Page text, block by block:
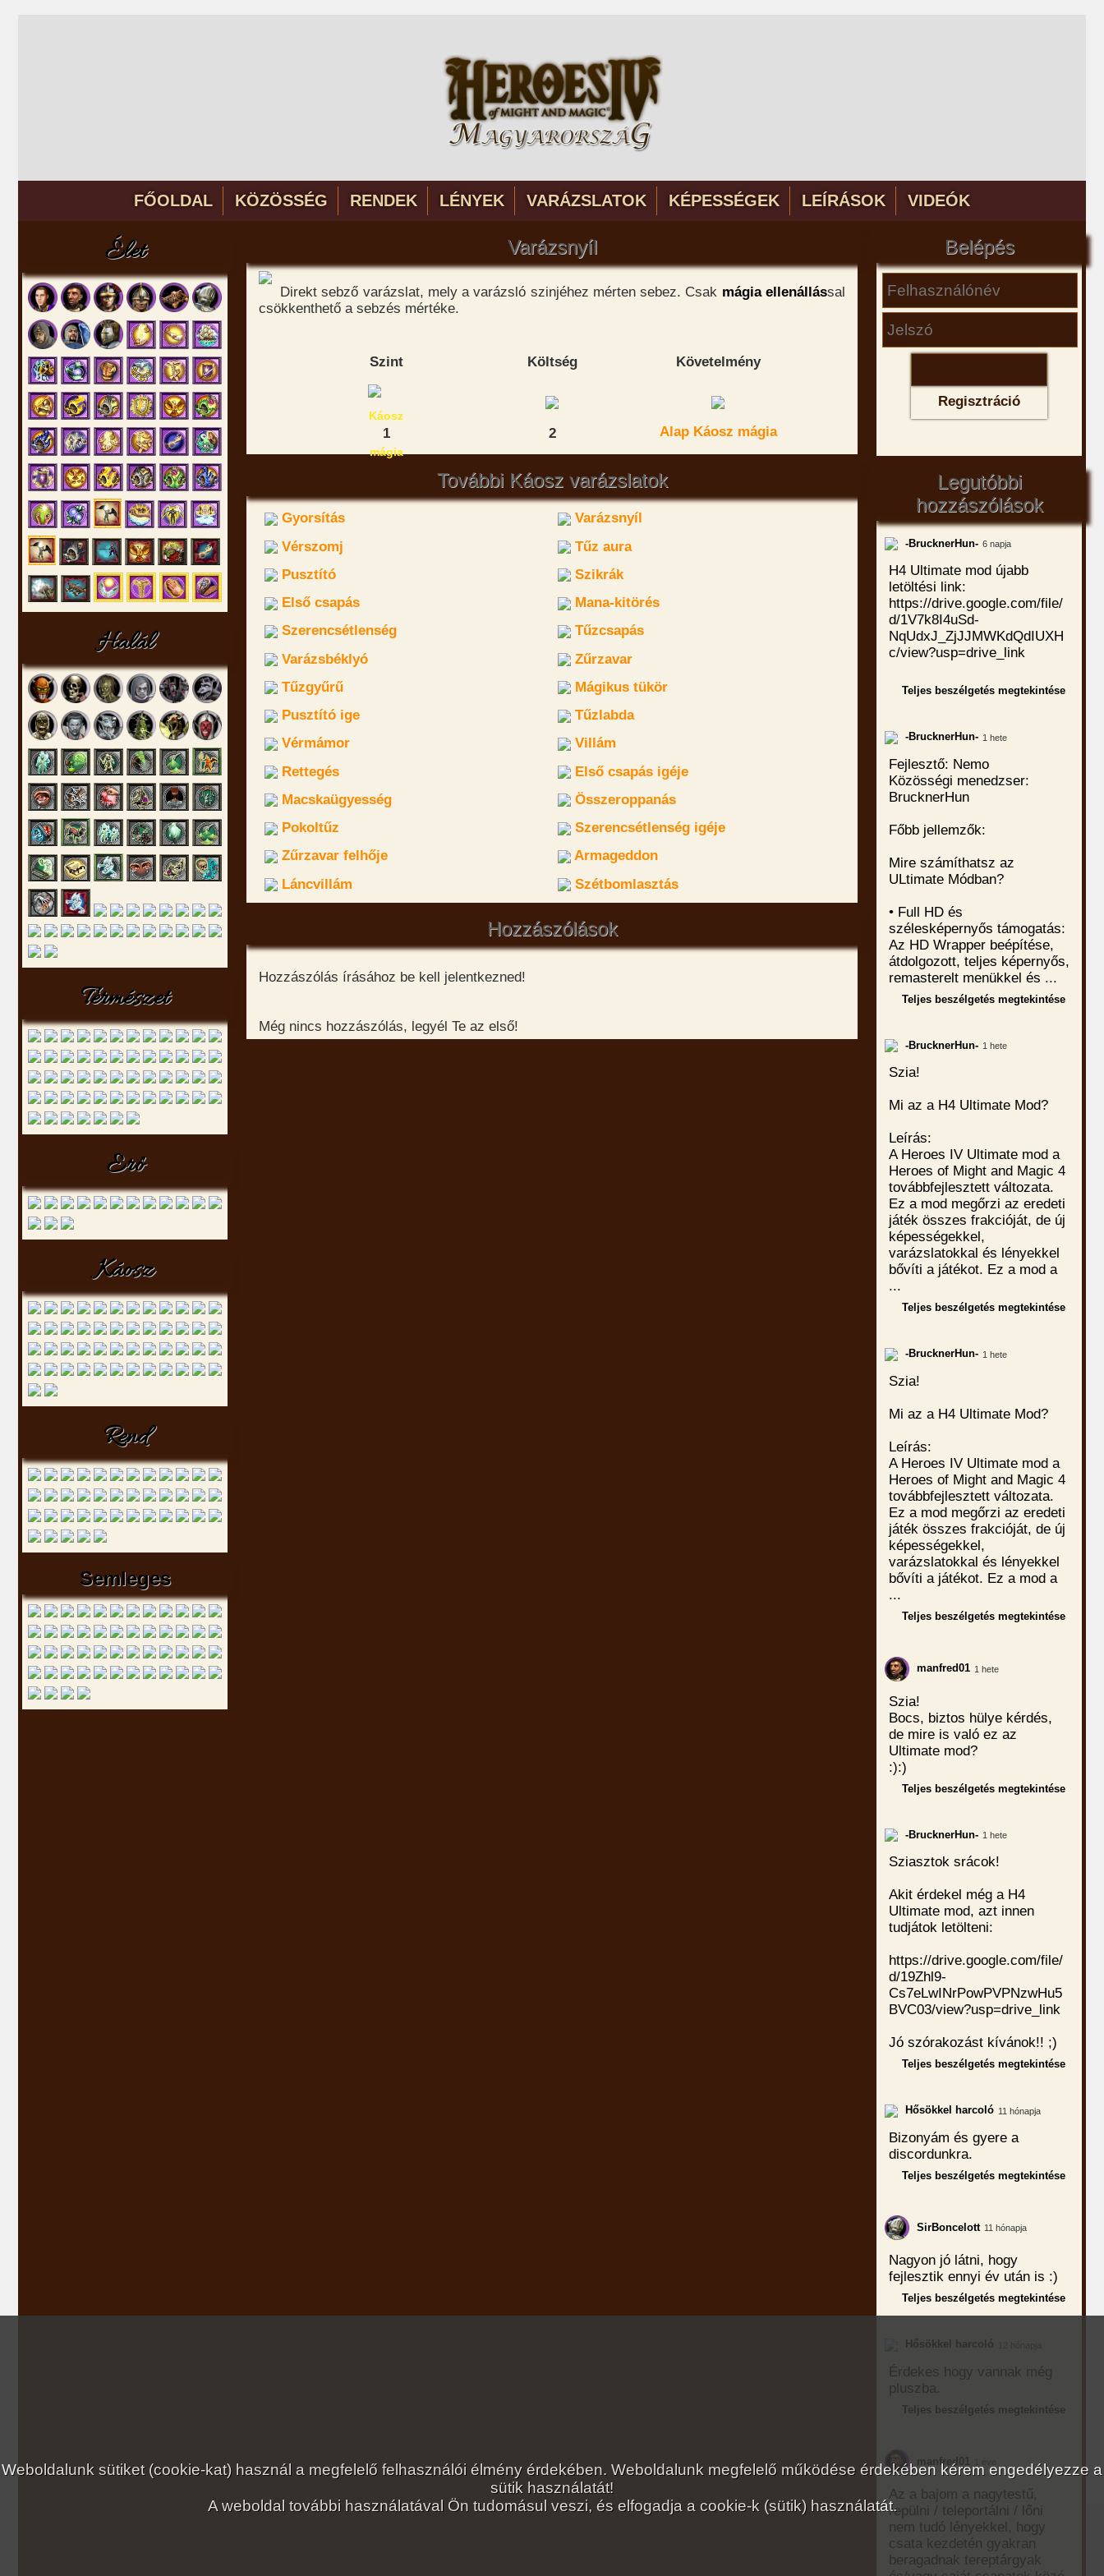
FŐOLDAL KÖZÖSSÉG RENDEK LÉNYEK VARÁZSLATOK KÉPESSÉGEK LEÍRÁSOK VIDEÓK
Élet
Halál
Természet
Erő
Káosz
Rend
Semleges
Varázsnyíl
Direkt sebző varázslat, mely a varázsló szinjéhez mérten sebez. Csak mágia ellenállással
csökkenthető a sebzés mértéke.
Szint
1
Költség
2
Követelmény
Alap Káosz mágia
További Káosz varázslatok
Gyorsítás
Varázsnyíl
Vérszomj
Tűz aura
Pusztító
Szikrák
Első csapás
Mana-kitörés
Szerencsétlenség
Tűzcsapás
Varázsbéklyó
Zűrzavar
Tűzgyűrű
Mágikus tükör
Pusztító ige
Tűzlabda
Vérmámor
Villám
Rettegés
Első csapás igéje
Macskaügyesség
Összeroppanás
Pokoltűz
Szerencsétlenség igéje
Zűrzavar felhője
Armageddon
Láncvillám
Szétbomlasztás
Hozzászólások
Hozzászólás írásához be kell jelentkezned!
Még nincs hozzászólás, legyél Te az első!
Weboldalunk sütiket (cookie-kat) használ a megfelelő felhasználói élmény érdekében. Weboldalunk megfelelő működése érdekében kérem engedélyezze a
sütik használatát!
A weboldal további használatával Ön tudomásul veszi, és elfogadja a cookie-k (sütik) használatát.
Belépés
Regisztráció
Legutóbbi
hozzászólások
-BrucknerHun- 6 napja
H4 Ultimate mod újabb
letöltési link:
https://drive.google.com/file/
d/1V7k8I4uSd-
NqUdxJ_ZjJJMWKdQdIUXH
c/view?usp=drive_link
Teljes beszélgetés megtekintése
-BrucknerHun- 1 hete
Fejlesztő: Nemo
Közösségi menedzser:
BrucknerHun
Főbb jellemzők:
Mire számíthatsz az
ULtimate Módban?
• Full HD és
szélesképernyős támogatás:
Az HD Wrapper beépítése,
átdolgozott, teljes képernyős,
remasterelt menükkel és ...
Teljes beszélgetés megtekintése
-BrucknerHun- 1 hete
Szia!
Mi az a H4 Ultimate Mod?
Leírás:
A Heroes IV Ultimate mod a
Heroes of Might and Magic 4
továbbfejlesztett változata.
Ez a mod megőrzi az eredeti
játék összes frakcióját, de új
képességekkel,
varázslatokkal és lényekkel
bővíti a játékot. Ez a mod a
...
Teljes beszélgetés megtekintése
-BrucknerHun- 1 hete
Szia!
Mi az a H4 Ultimate Mod?
Leírás:
A Heroes IV Ultimate mod a
Heroes of Might and Magic 4
továbbfejlesztett változata.
Ez a mod megőrzi az eredeti
játék összes frakcióját, de új
képességekkel,
varázslatokkal és lényekkel
bővíti a játékot. Ez a mod a
...
Teljes beszélgetés megtekintése
manfred01 1 hete
Szia!
Bocs, biztos hülye kérdés,
de mire is való ez az
Ultimate mod?
:):)
Teljes beszélgetés megtekintése
-BrucknerHun- 1 hete
Sziasztok srácok!
Akit érdekel még a H4
Ultimate mod, azt innen
tudjátok letölteni:
https://drive.google.com/file/
d/19Zhl9-
Cs7eLwINrPowPVPNzwHu5
BVC03/view?usp=drive_link
Jó szórakozást kívánok!! ;)
Teljes beszélgetés megtekintése
Hősökkel harcoló 11 hónapja
Bizonyám és gyere a
discordunkra.
Teljes beszélgetés megtekintése
SirBoncelott 11 hónapja
Nagyon jó látni, hogy
fejlesztik ennyi év után is :)
Teljes beszélgetés megtekintése
Hősökkel harcoló
Érdekes hogy vannak még
pluszba.
Teljes beszélgetés megtekintése
manfred01
Az a bajom a nagytestű,
repülni / teleportálni / lőni
nem tudó lényekkel, hogy
csata kezdetén gyakran
beragadnak tereptárgyak